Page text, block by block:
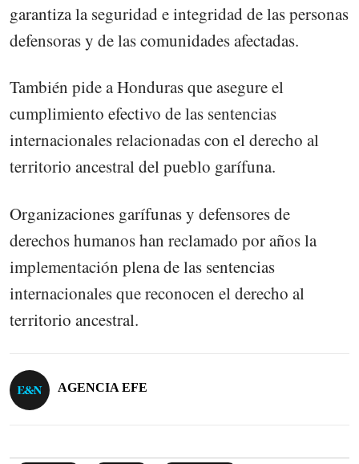
garantiza la seguridad e integridad de las personas
defensoras y de las comunidades afectadas.
También pide a Honduras que asegure el
cumplimiento efectivo de las sentencias
internacionales relacionadas con el derecho al
territorio ancestral del pueblo garífuna.
Organizaciones garífunas y defensores de
derechos humanos han reclamado por años la
implementación plena de las sentencias
internacionales que reconocen el derecho al
territorio ancestral.
AGENCIA EFE